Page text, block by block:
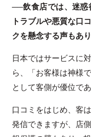
──飲食店では、迷惑
トラブルや悪質な口
クを懸念する声もあり
日本ではサービスに
ら、「お客様は神様
として客側が優位で
口コミをはじめ、客
発信できますが、店